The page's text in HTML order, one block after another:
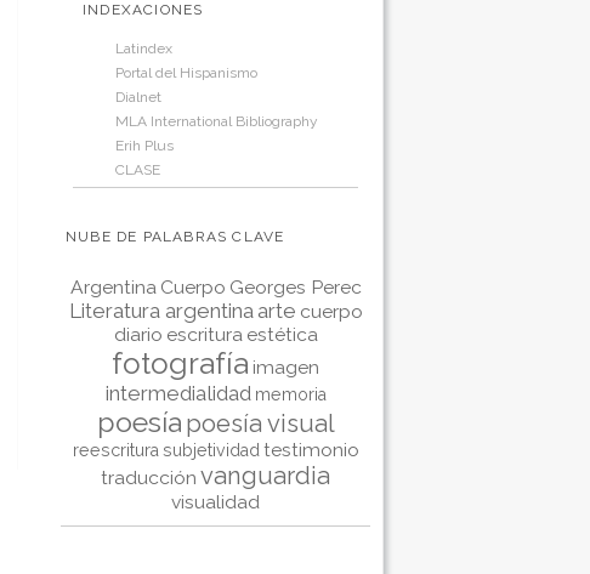
INDEXACIONES
Latindex
Portal del Hispanismo
Dialnet
MLA International Bibliography
Erih Plus
CLASE
NUBE DE PALABRAS CLAVE
Argentina Cuerpo Georges Perec
Literatura argentina arte cuerpo
diario escritura estética
fotografía imagen
intermedialidad memoria
poesía poesía visual
reescritura subjetividad testimonio
traducción vanguardia
visualidad